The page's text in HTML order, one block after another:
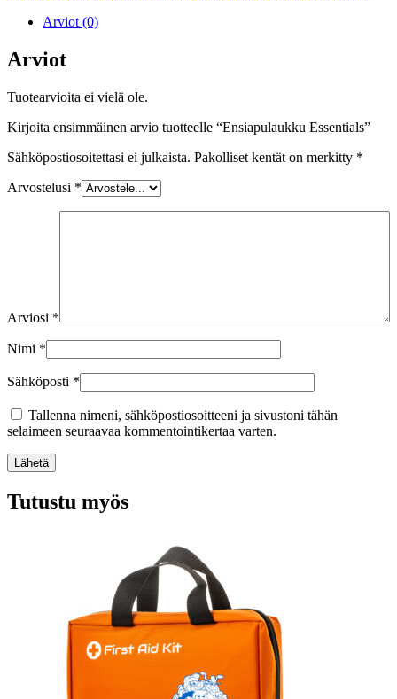
Arviot (0)
Arviot
Tuotearvioita ei vielä ole.
Kirjoita ensimmäinen arvio tuotteelle “Ensiapulaukku Essentials”
Sähköpostiosoitettasi ei julkaista. Pakolliset kentät on merkitty *
Arvostelusi *
Arviosi *
Nimi *
Sähköposti *
Tallenna nimeni, sähköpostiosoitteeni ja sivustoni tähän
selaimeen seuraavaa kommentointikertaa varten.
Lähetä
Tutustu myös